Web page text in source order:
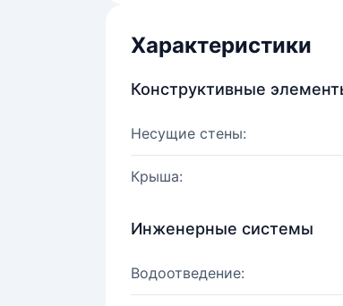
Характеристики
Конструктивные
Несущие стены:
Крыша:
Инженерные системы
Водоотведение: